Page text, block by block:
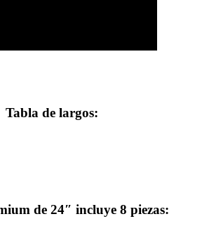
Tabla de largos:
de 24″ incluye 8 piezas: